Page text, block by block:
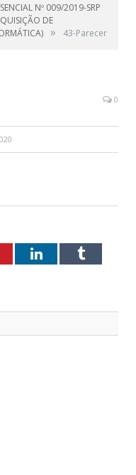
Nº 009/2019-SRP
DE
» 43-Parecer
0
LinkedInTumblr